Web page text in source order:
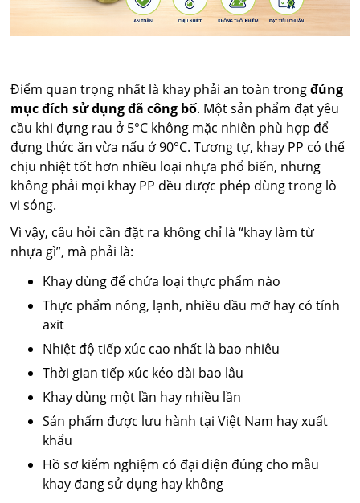
Điểm quan trọng nhất là khay phải an toàn trongđúng
mục đích sử dụng đã công bố. Một sản phẩm đạt yêu
cầu khi đựng rau ở 5°C không mặc nhiên phù hợp để
đựng thức ăn vừa nấu ở 90°C. Tương tự, khay PP có thể
chịu nhiệt tốt hơn nhiều loại nhựa phổ biến, nhưng
không phải mọi khay PP đều được phép dùng trong lò
vi sóng.
Vì vậy, câu hỏi cần đặt ra không chỉ là “khay làm từ
nhựa gì”, mà phải là:
Khay dùng để chứa loại thực phẩm nào
Thực phẩm nóng, lạnh, nhiều dầu mỡ hay có tính
axit
Nhiệt độ tiếp xúc cao nhất là bao nhiêu
Thời gian tiếp xúc kéo dài bao lâu
Khay dùng một lần hay nhiều lần
Sản phẩm được lưu hành tại Việt Nam hay xuất
khẩu
Hồ sơ kiểm nghiệm có đại diện đúng cho mẫu
khay đang sử dụng hay không